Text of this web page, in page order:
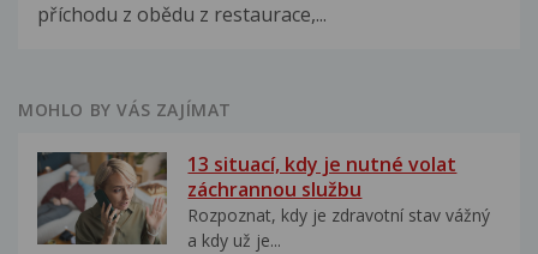
příchodu z obědu z restaurace,...
MOHLO BY VÁS ZAJÍMAT
13 situací, kdy je nutné volat
záchrannou službu
Rozpoznat, kdy je zdravotní stav vážný
a kdy už je...